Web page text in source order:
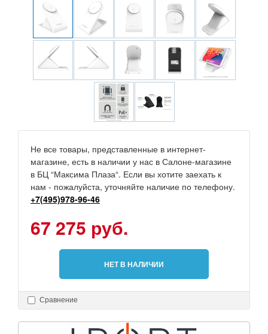
Не все товары, представленные в интернет-
магазине, есть в наличии у нас в Салоне-магазине
в БЦ “Максима Плаза“. Если вы хотите заехать к
нам - пожалуйста, уточняйте наличие по телефону.
+7(495)978-96-46
67 275 руб.
НЕТ В НАЛИЧИИ
Сравнение